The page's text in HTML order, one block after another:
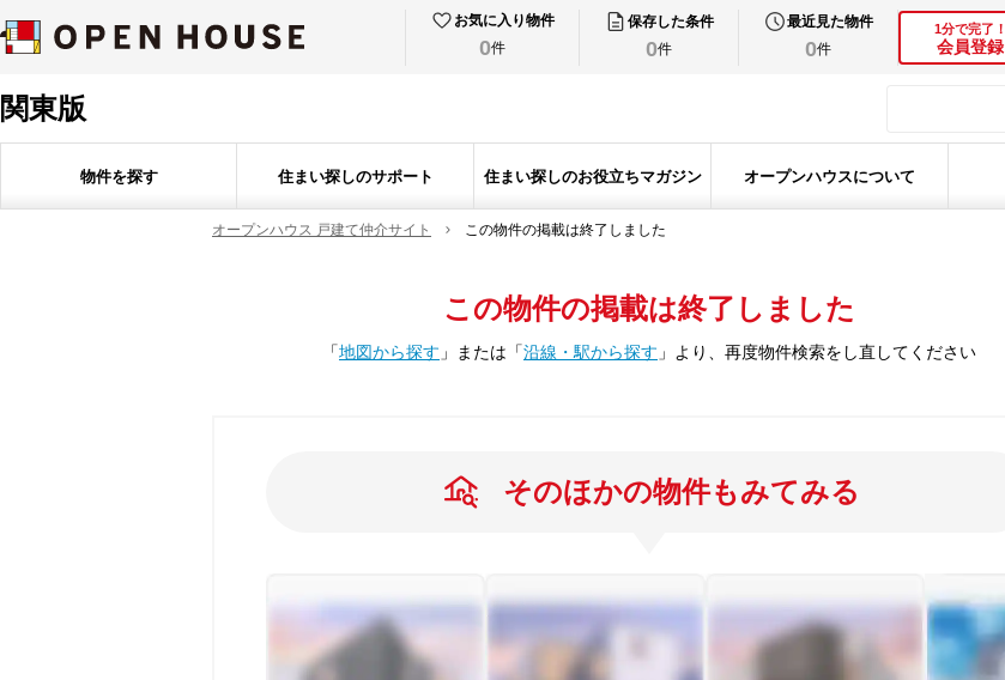
お気に入り物件
0件
保存した条件
0件
最近見た物件
0件
1分で完了！
会員登録
関東版
物件を探す 住まい探しのサポート 住まい探しのお役立ちマガジン オープンハウスについて
オープンハウス 戸建て仲介サイト この物件の掲載は終了しました
この物件の掲載は終了しました
「地図から探す 」 または 「沿線・駅から探す 」 より、再度物件検索をし直してください
そのほかの物件もみてみる